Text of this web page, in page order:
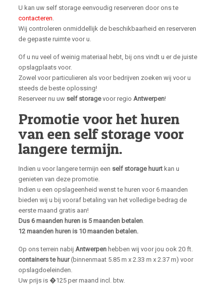
U kan uw self storage eenvoudig reserveren door ons te
contacteren.
Wij controleren onmiddellijk de beschikbaarheid en reserveren
de gepaste ruimte voor u.
Of u nu veel of weinig materiaal hebt, bij ons vindt u er de juiste
opslagplaats voor.
Zowel voor particulieren als voor bedrijven zoeken wij voor u
steeds de beste oplossing!
Reserveer nu uw self storagevoor regio Antwerpen!
Promotie voor het huren
van een self storage voor
langere termijn.
Indien u voor langere termijn een self storage huurtkan u
genieten van deze promotie.
Indien u een opslageenheid wenst te huren voor 6 maanden
bieden wij u bij vooraf betaling van het volledige bedrag de
eerste maand gratis aan!
Dus 6 maanden huren is 5 maanden betalen.
12 maanden huren is 10 maanden betalen.
Op ons terrein nabij Antwerpenhebben wij voor jou ook 20 ft.
containers te huur(binnenmaat 5.85 m x 2.33 m x 2.37 m) voor
opslagdoeleinden.
Uw prijs is �125 per maand incl. btw.